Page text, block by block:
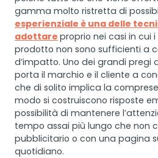
gamma molto ristretta di
esperienziale è una delle
adottare proprio nei casi in cui
prodotto non sono sufficienti a
d’impatto. Uno dei grandi pregi
porta il marchio e il cliente a
che di solito implica la
modo si costruiscono risposte
possibilità di mantenere
tempo assai più lungo che non
pubblicitario o con una pagina
quotidiano.